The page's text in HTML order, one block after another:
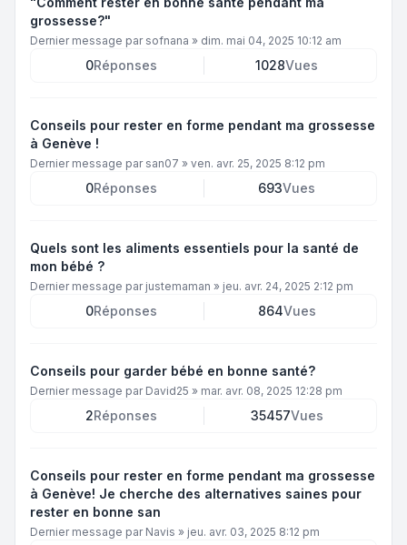
grossesse?"
Dernier message par sofnana » dim. mai 04, 2025 10:12 am
0Réponses 1028Vues
Conseils pour rester en forme pendant ma grossesse
à Genève !
Dernier message par san07 » ven. avr. 25, 2025 8:12 pm
0Réponses 693Vues
Quels sont les aliments essentiels pour la santé de
mon bébé ?
Dernier message par justemaman » jeu. avr. 24, 2025 2:12 pm
0Réponses 864Vues
Conseils pour garder bébé en bonne santé?
Dernier message par David25 » mar. avr. 08, 2025 12:28 pm
2Réponses 35457Vues
Conseils pour rester en forme pendant ma grossesse
à Genève! Je cherche des alternatives saines pour
rester en bonne san
Dernier message par Navis » jeu. avr. 03, 2025 8:12 pm